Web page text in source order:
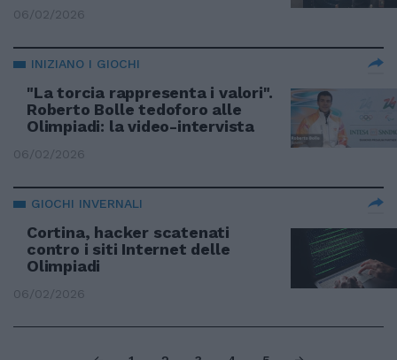
06/02/2026
INIZIANO I GIOCHI
"La torcia rappresenta i valori".
Roberto Bolle tedoforo alle
Olimpiadi: la video-intervista
06/02/2026
GIOCHI INVERNALI
Cortina, hacker scatenati
contro i siti Internet delle
Olimpiadi
06/02/2026